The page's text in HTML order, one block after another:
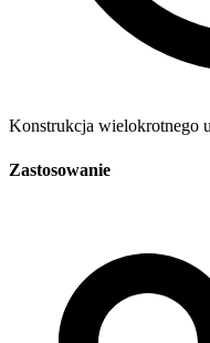
Konstrukcja wielokrotnego
Zastosowanie